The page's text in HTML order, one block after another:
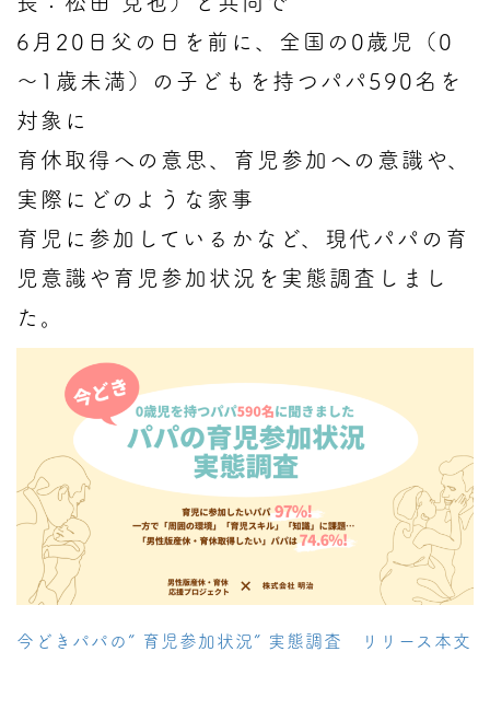
6月20日父の日を前に、全国の0歳児（0
～1歳未満）の子どもを持つパパ590名を
対象に
育休取得への意思、育児参加への意識や、
実際にどのような家事
育児に参加しているかなど、現代パパの育
児意識や育児参加状況を実態調査しまし
た。
今どきパパの” 育児参加状況” 実態調査 リリース本文